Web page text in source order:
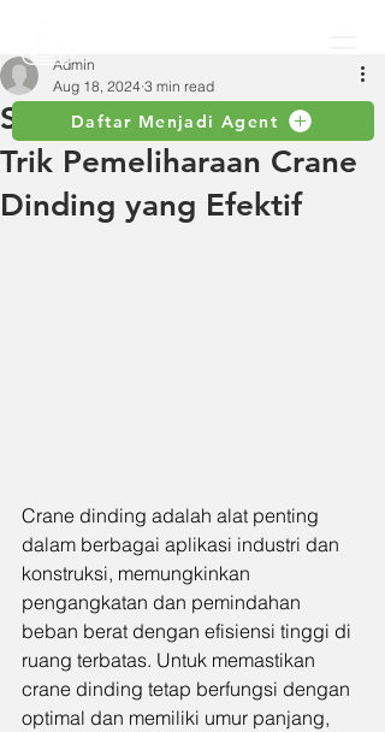
Daftar Menjadi Agent
Simak Beragam Tips dan
Trik Pemeliharaan Crane
Dinding yang Efektif
Admin
Aug 18, 2024 3 min read
Crane dinding adalah alat penting
dalam berbagai aplikasi industri dan
konstruksi, memungkinkan
pengangkatan dan pemindahan
beban berat dengan efisiensi tinggi di
ruang terbatas. Untuk memastikan
crane dinding tetap berfungsi dengan
optimal dan memiliki umur panjang,